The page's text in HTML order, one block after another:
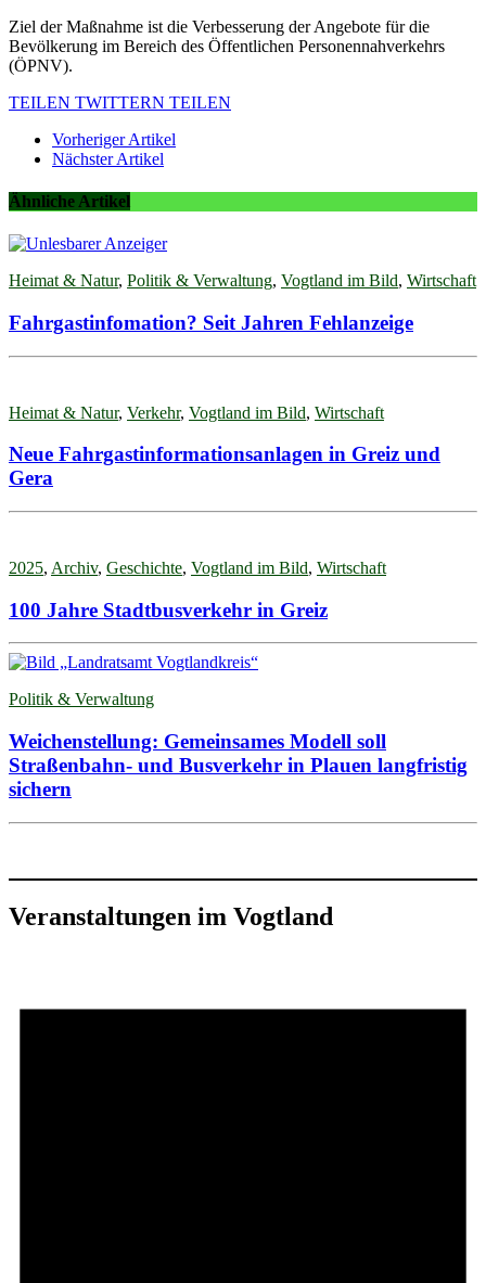
Ziel der Maßnahme ist die Verbesserung der Angebote für die
Bevölkerung im Bereich des Öffentlichen Personennahverkehrs
(ÖPNV).
TEILEN TWITTERN TEILEN
Vorheriger Artikel
Nächster Artikel
Ähnliche Artikel
Heimat & Natur, Politik & Verwaltung, Vogtland im Bild, Wirtschaft
Fahrgastinfomation? Seit Jahren Fehlanzeige
Heimat & Natur, Verkehr, Vogtland im Bild, Wirtschaft
Neue Fahrgastinformationsanlagen in Greiz und
Gera
2025, Archiv, Geschichte, Vogtland im Bild, Wirtschaft
100 Jahre Stadtbusverkehr in Greiz
Politik & Verwaltung
Weichenstellung: Gemeinsames Modell soll
Straßenbahn- und Busverkehr in Plauen langfristig
sichern
Veranstaltungen im Vogtland